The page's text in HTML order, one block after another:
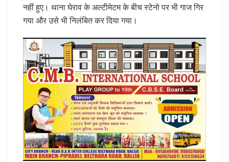
नहीं हुए। थाना घेराव के अल्टीमेटम के बीच स्टेनो पर भी गाज गिर
गया और उसे भी निलंबित कर दिया गया।